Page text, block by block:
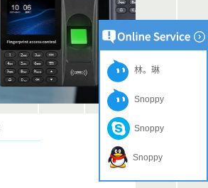
林。琳
Snoppy
Snoppy
Snoppy